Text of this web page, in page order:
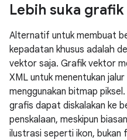
Lebih suka
Alternatif untuk membuat
kepadatan khusus adalah
vektor saja. Grafik vektor
XML untuk menentukan
menggunakan bitmap
grafis dapat diskalakan ke
penskalaan, meskipun
ilustrasi seperti ikon, bukan